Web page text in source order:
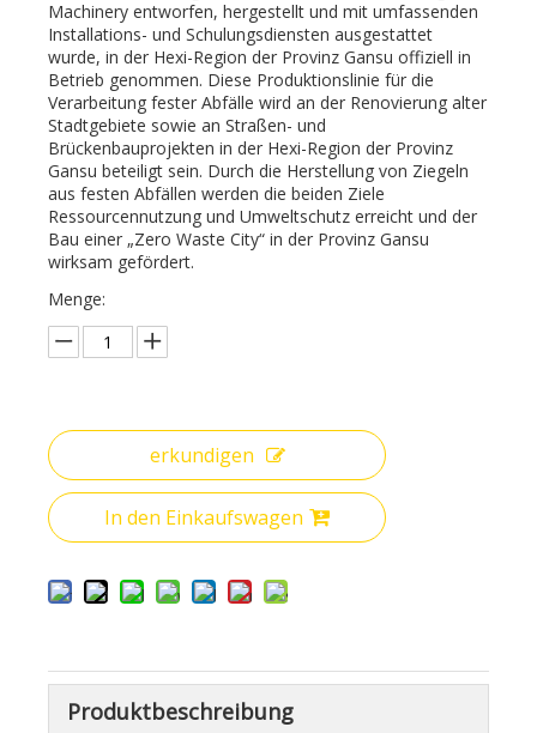
Machinery entworfen, hergestellt und mit umfassenden
Installations- und Schulungsdiensten ausgestattet
wurde, in der Hexi-Region der Provinz Gansu offiziell in
Betrieb genommen. Diese Produktionslinie für die
Verarbeitung fester Abfälle wird an der Renovierung alter
Stadtgebiete sowie an Straßen- und
Brückenbauprojekten in der Hexi-Region der Provinz
Gansu beteiligt sein. Durch die Herstellung von Ziegeln
aus festen Abfällen werden die beiden Ziele
Ressourcennutzung und Umweltschutz erreicht und der
Bau einer „Zero Waste City“ in der Provinz Gansu
wirksam gefördert.
Menge:
erkundigen
In den Einkaufswagen
Produktbeschreibung